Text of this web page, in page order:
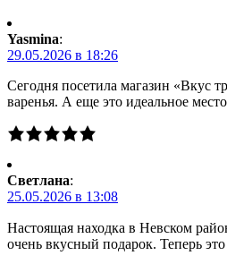
Yasmina:
29.05.2026 в 18:26
Сегодня посетила магазин «Вкус
варенья. А еще это идеальное
Светлана:
25.05.2026 в 13:08
Настоящая находка в Невском
очень вкусный подарок. Теперь